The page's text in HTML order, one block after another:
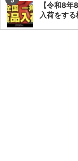
【令和8
入荷をす